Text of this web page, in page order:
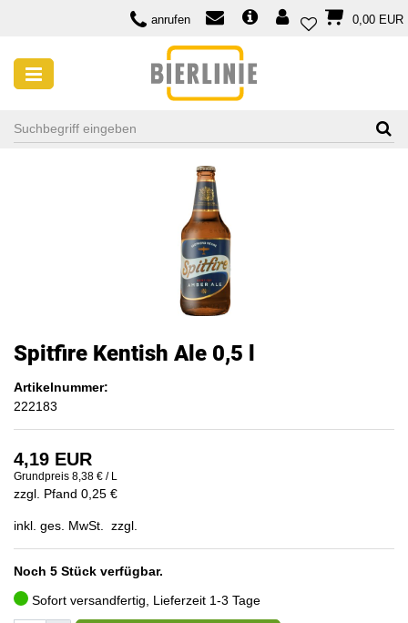
anrufen 0,00 EUR
Spitfire Kentish Ale 0,5 l
Artikelnummer:
222183
4,19 EUR
Grundpreis 8,38 € / L
zzgl. Pfand 0,25 €
inkl. ges. MwSt. zzgl.
Noch 5 Stück verfügbar.
Sofort versandfertig, Lieferzeit 1-3 Tage